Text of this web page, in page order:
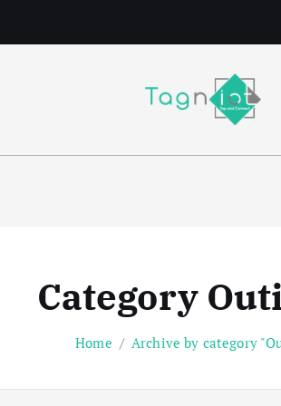
Category
Home Archive by category